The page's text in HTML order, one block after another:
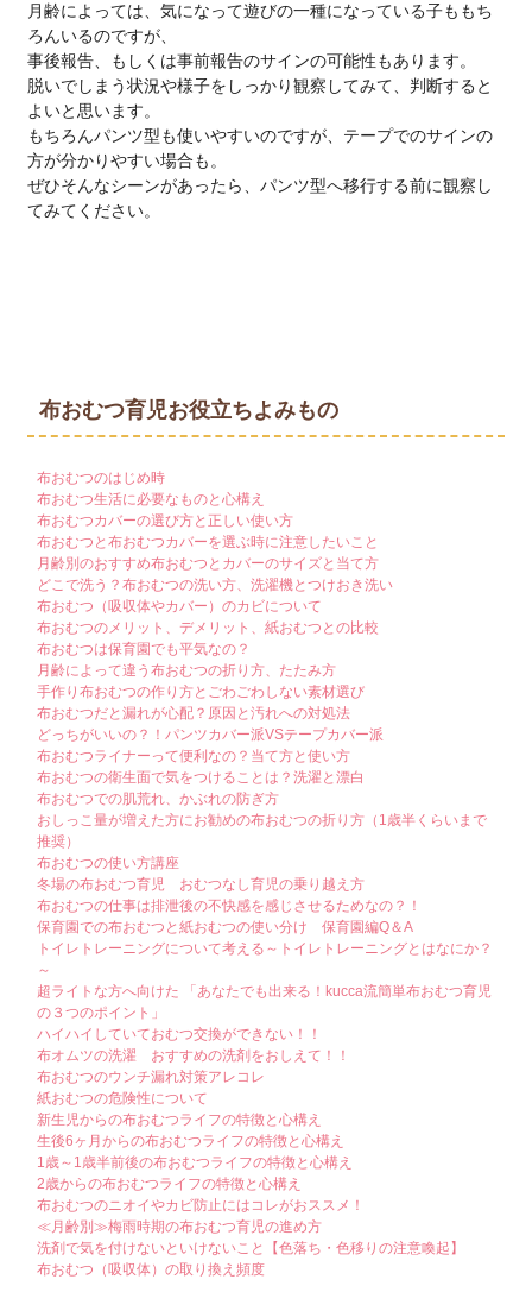
月齢によっては、気になって遊びの一種になっている子ももち
ろんいるのですが、
事後報告、もしくは事前報告のサインの可能性もあります。
脱いでしまう状況や様子をしっかり観察してみて、判断すると
よいと思います。
もちろんパンツ型も使いやすいのですが、テープでのサインの
方が分かりやすい場合も。
ぜひそんなシーンがあったら、パンツ型へ移行する前に観察し
てみてください。
布おむつ育児お役立ちよみもの
布おむつのはじめ時
布おむつ生活に必要なものと心構え
布おむつカバーの選び方と正しい使い方
布おむつと布おむつカバーを選ぶ時に注意したいこと
月齢別のおすすめ布おむつとカバーのサイズと当て方
どこで洗う？布おむつの洗い方、洗濯機とつけおき洗い
布おむつ（吸収体やカバー）のカビについて
布おむつのメリット、デメリット、紙おむつとの比較
布おむつは保育園でも平気なの？
月齢によって違う布おむつの折り方、たたみ方
手作り布おむつの作り方とごわごわしない素材選び
布おむつだと漏れが心配？原因と汚れへの対処法
どっちがいいの？！パンツカバー派VSテープカバー派
布おむつライナーって便利なの？当て方と使い方
布おむつの衛生面で気をつけることは？洗濯と漂白
布おむつでの肌荒れ、かぶれの防ぎ方
おしっこ量が増えた方にお勧めの布おむつの折り方（1歳半くらいまで
推奨）
布おむつの使い方講座
冬場の布おむつ育児 おむつなし育児の乗り越え方
布おむつの仕事は排泄後の不快感を感じさせるためなの？！
保育園での布おむつと紙おむつの使い分け 保育園編Q＆A
トイレトレーニングについて考える～トイレトレーニングとはなにか？
～
超ライトな方へ向けた 「あなたでも出来る！kucca流簡単布おむつ育児
の３つのポイント」
ハイハイしていておむつ交換ができない！！
布オムツの洗濯 おすすめの洗剤をおしえて！！
布おむつのウンチ漏れ対策アレコレ
紙おむつの危険性について
新生児からの布おむつライフの特徴と心構え
生後6ヶ月からの布おむつライフの特徴と心構え
1歳～1歳半前後の布おむつライフの特徴と心構え
2歳からの布おむつライフの特徴と心構え
布おむつのニオイやカビ防止にはコレがおススメ！
≪月齢別≫梅雨時期の布おむつ育児の進め方
洗剤で気を付けないといけないこと【色落ち・色移りの注意喚起】
布おむつ（吸収体）の取り換え頻度